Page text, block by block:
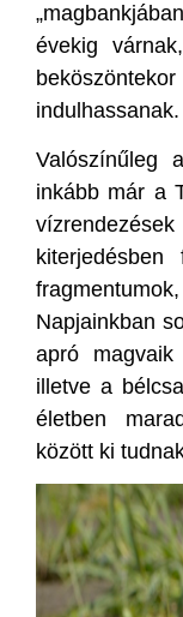
évekig
indulhassanak.
Valószínűleg
inkább már a
Napjainkban
apró
illetve a
életben
között ki